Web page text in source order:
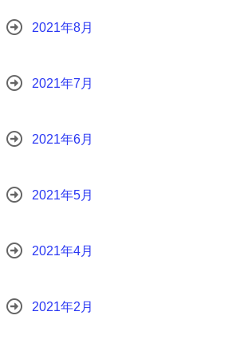
2021年8月
2021年7月
2021年6月
2021年5月
2021年4月
2021年2月